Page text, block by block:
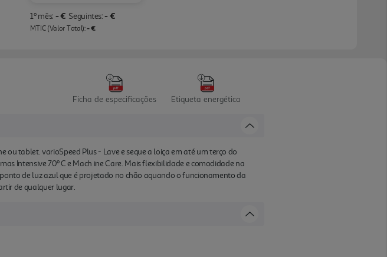
1º mês: - € Seguintes: - €
MTIC (Valor Total):- €
Ficha de especificações Etiqueta energética
tablet. varioSpeed Plus - Lave e seque a loiça em até um terço do
Intensive 70º C e Mach ine Care. Mais flexibilidade e comodidade na
de luz azul que é projetado no chão aquando o funcionamento da
de qualquer lugar.